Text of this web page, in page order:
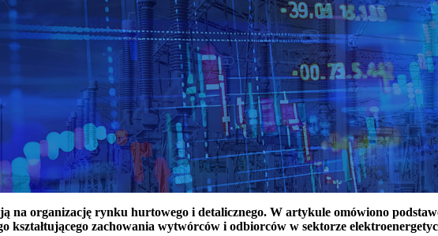
na organizację rynku hurtowego i detalicznego. W artykule omówiono
kształtującego zachowania wytwórców i odbiorców w sektorze